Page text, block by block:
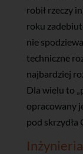
robił rzeczy
roku
nie
techniczne
najbardziej
Dla wielu to
opracowany
pod skrzydła